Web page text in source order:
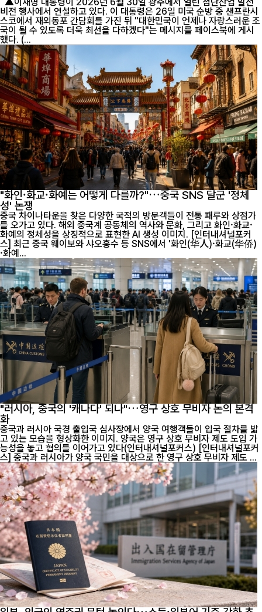
비전 행사에서 연설하고 있다. 이 대통령은 26일 미국 순방 중 샌프란시
스코에서 재외동포 간담회를 가진 뒤 "대한민국이 언제나 자랑스러운 조
국이 될 수 있도록 더욱 최선을 다하겠다"는 메시지를 페이스북에 게시
했다. (...
"화인·화교·화예는 어떻게 다를까?"…중국 SNS 달군 '정체
성' 논쟁
중국 차이나타운을 찾은 다양한 국적의 방문객들이 전통 패루와 상점가
를 오가고 있다. 해외 중국계 공동체의 역사와 문화, 그리고 화인·화교·
화예의 정체성을 상징적으로 표현한 AI 생성 이미지. [인터내셔널포커
스] 최근 중국 웨이보와 샤오훙수 등 SNS에서 '화인(华人)·화교(华侨)
·화예...
"러시아, 중국의 '캐나다' 되나"…영구 상호 무비자 논의 본격
화
중국과 러시아 국경 출입국 심사장에서 양국 여행객들이 입국 절차를 밟
고 있는 모습을 형상화한 이미지. 양국은 영구 상호 무비자 제도 도입 가
능성을 놓고 협의를 이어가고 있다(인터내셔널포커스) [인터내셔널포커
스] 중국과 러시아가 양국 국민을 대상으로 한 영구 상호 무비자 제도 ...